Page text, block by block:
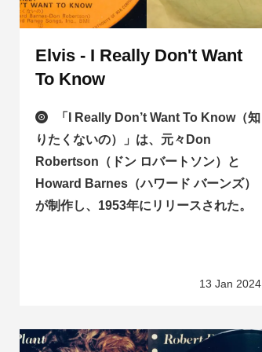
Elvis - I Really Don't Want
To Know
「I Really Don’t Want To Know（知
りたくないの）」は、元々Don
Robertson（ドン ロバートソン）と
Howard Barnes（ハワード バーンズ）
が制作し、1953年にリリースされた。
13 Jan 2024